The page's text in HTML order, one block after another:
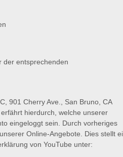
der entsprechenden
901 Cherry Ave., San Bruno, CA
hierdurch, welche unserer
eingeloggt sein. Durch vorheriges
Online-Angebote. Dies stellt
von YouTube unter: